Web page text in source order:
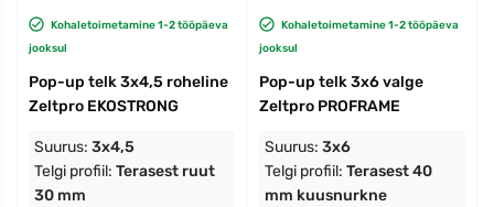
Kohaletoimetamine 1-2 tööpäeva
jooksul
Pop-up telk 3x4,5 roheline
Zeltpro EKOSTRONG
Suurus: 3x4,5
Telgi profiil: Terasest ruut
30 mm
Kohaletoimetamine 1-2 tööpäeva
jooksul
Pop-up telk 3x6 valge
Zeltpro PROFRAME
Suurus: 3x6
Telgi profiil: Terasest 40
mm kuusnurkne